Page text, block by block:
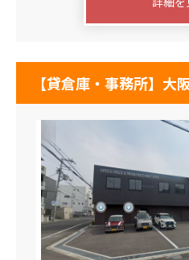
【貸倉庫・事務所】大